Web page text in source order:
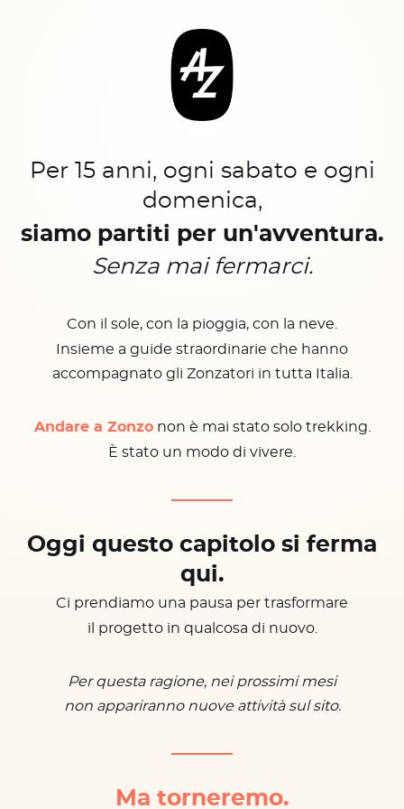
Per 15 anni, ogni sabato e ogni
domenica,
siamo partiti per un'avventura.
Senza mai fermarci.
Con il sole, con la pioggia, con la neve.
Insieme a guide straordinarie che hanno
accompagnato gli Zonzatori in tutta Italia.
Andare a Zonzonon è mai stato solo trekking.
È stato un modo di vivere.
Oggi questo capitolo si ferma
qui.
Ci prendiamo una pausa per trasformare
il progetto in qualcosa di nuovo.
Per questa ragione, nei prossimi mesi
non appariranno nuove attività sul sito.
Ma torneremo.